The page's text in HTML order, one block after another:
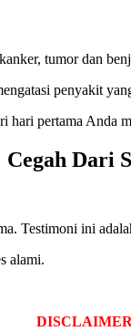
tumor dan
penyakit
hari pertama Anda
Dari
Testimoni ini
alami.